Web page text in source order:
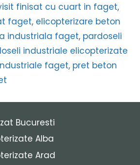
finisat cu cuart in faget,
faget, elicopterizare beton
industriala faget, pardoseli
industriale elicopterizate
faget, pret beton
Bucuresti
Alba
Arad